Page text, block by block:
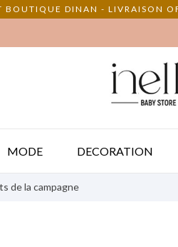
BOUTIQUE DINAN - LIVRAISON
MODE DECORATION
de la campagne